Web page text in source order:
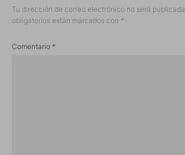
Tu dirección de correo electrónico no será publicada.
obligatorios están marcados con *
Comentario *